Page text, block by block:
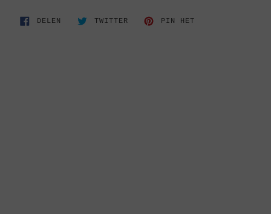
DELEN DELEN
TWITTERTWITTERENPIN HET